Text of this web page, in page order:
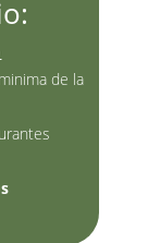
de la